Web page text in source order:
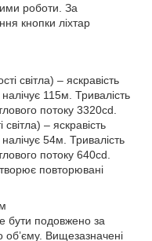
роботи. За
кнопки ліхтар
світла) – яскравість
115м. Тривалість
потоку 3320cd.
– яскравість
54м. Тривалість
потоку 640cd.
повторювані
бути подовжено за
об’єму. Вищезазначені